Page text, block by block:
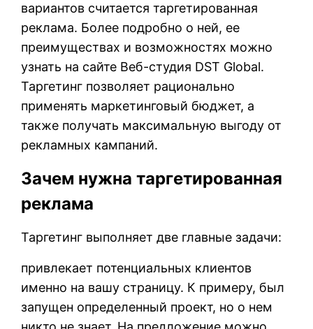
вариантов считается таргетированная
реклама. Более подробно о ней, ее
преимуществах и возможностях можно
узнать на сайте Веб-студия DST Global.
Таргетинг позволяет рационально
применять маркетинговый бюджет, а
также получать максимальную выгоду от
рекламных кампаний.
Зачем нужна таргетированная
реклама
Таргетинг выполняет две главные задачи:
привлекает потенциальных клиентов
именно на вашу страницу. К примеру, был
запущен определенный проект, но о нем